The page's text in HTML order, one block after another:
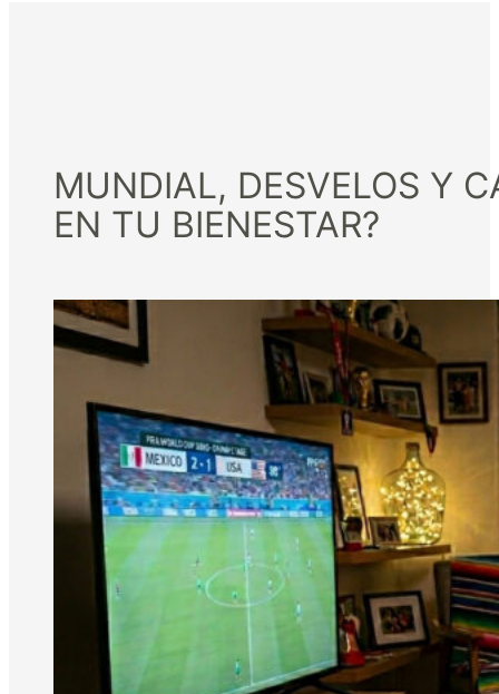
MUNDIAL, DESVELOS Y
EN TU BIENESTAR?